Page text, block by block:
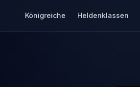
Königreiche Heldenklassen